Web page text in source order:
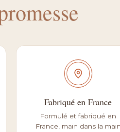
Huile de graines de
peau des rayons UV.
l'aide de notre
Couvrance
avec un pinceau
teint parfaitement
Pour un effet
vos doigts avant
Fabriqué en France
Formulé et fabriqué en
France, main dans la main